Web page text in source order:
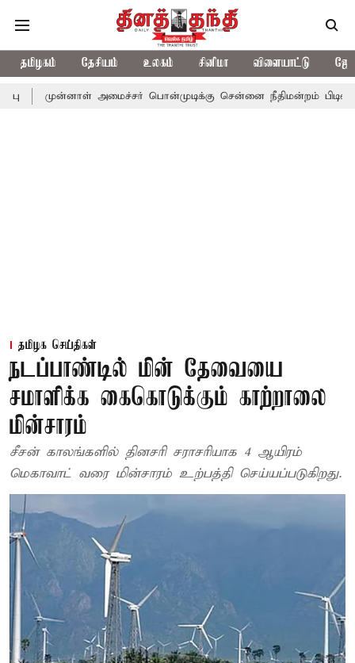
தமிழகம் தேசியம் உலகம் சினிமா விளையாட்டு
அமைச்சர் பொன்முடிக்கு சென்னை நீதிமன்றம் பிடிவாராண்ட்
தமிழக செய்திகள்
நடப்பாண்டில் மின் தேவையை
சமாளிக்க கைகொடுக்கும் காற்றாலை
மின்சாரம்
சீசன் காலங்களில் தினசரி சராசரியாக 4 ஆயிரம்
மெகாவாட் வரை மின்சாரம் உற்பத்தி செய்யப்படுகிறது.